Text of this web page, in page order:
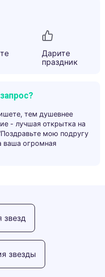
Дарите
праздник
тем душевнее
- лучшая открытка на
мою подругу
ваша огромная
звезды
звезд